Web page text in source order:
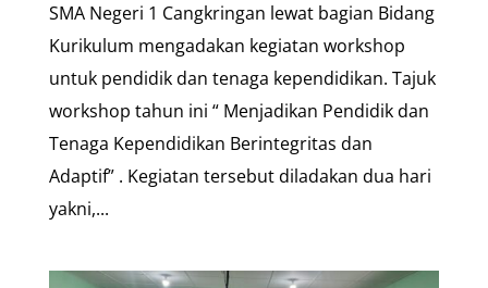
SMA Negeri 1 Cangkringan lewat bagian Bidang
Kurikulum mengadakan kegiatan workshop
untuk pendidik dan tenaga kependidikan. Tajuk
workshop tahun ini “ Menjadikan Pendidik dan
Tenaga Kependidikan Berintegritas dan
Adaptif” . Kegiatan tersebut diladakan dua hari
yakni,...